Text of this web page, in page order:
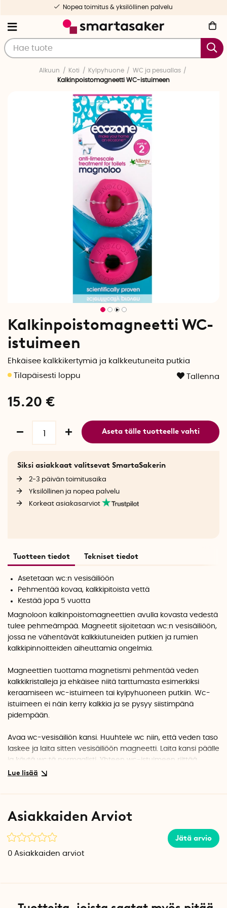
Nopea toimitus & yksilöllinen palvelu
Alkuun Koti Kylpyhuone
WC ja pesuallas
Kalkinpoistomagneetti WC-istuimeen
Kalkinpoistomagneetti WC-
istuimeen
Ehkäisee kalkkikertymiä ja kalkkeutuneita putkia
Tallenna
15.20 €
Aseta tälle tuotteelle vahti
Siksi asiakkaat valitsevat SmartaSakerin
2-3 päivän toimitusaika
Yksilöllinen ja nopea palvelu
Korkeat asiakasarviot
Tuotteen tiedot Tekniset tiedot
Asetetaan wc:n vesisäiliöön
Pehmentää kovaa, kalkkipitoista vettä
Kestää jopa 5 vuotta
Magnoloon kalkinpoistomagneettien avulla kovasta vedestä
tulee pehmeämpää. Magneetit sijoitetaan wc:n vesisäiliöön,
jossa ne vähentävät kalkkiutuneiden putkien ja rumien
kalkkipinnoitteiden aiheuttamia ongelmia.
Magneettien tuottama magnetismi pehmentää veden
kalkkikristalleja ja ehkäisee niitä tarttumasta esimerkiksi
keraamiseen wc-istuimeen tai kylpyhuoneen putkiin. Wc-
istuimeen ei näin kerry kalkkia ja se pysyy siistimpänä
pidempään.
Avaa wc-vesisäiliön kansi. Huuhtele wc niin, että veden taso
laskee ja laita sitten vesisäiliöön magneetti. Laita kansi päälle
ja käytä wc:tä normaalisti. Yhteen wc-istuimeen riittää
normaalisti yksi magneetti. Jos asuinalueella on erityisen
Pakkauksessa on 2 kpl. Kalkinpoistomagneetit kestävät jopa
Vältä pitämästä magneetteja sydämentahdistimien ja
muiden herkkien elektronisten laitteiden lähellä.
Asiakkaiden Arviot
Jätä arvio
0 Asiakkaiden arviot